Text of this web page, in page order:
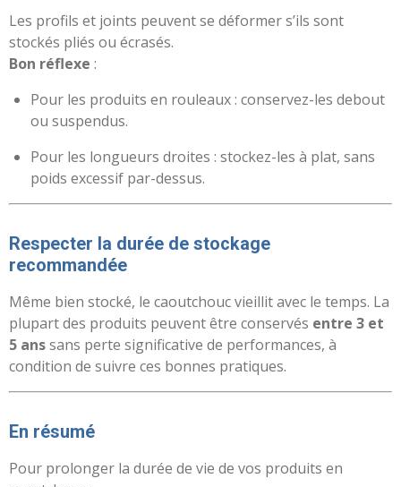
Les profils et joints peuvent se déformer s’ils sont
stockés pliés ou écrasés.
Bon réflexe :
Pour les produits en rouleaux : conservez-les debout
ou suspendus.
Pour les longueurs droites : stockez-les à plat, sans
poids excessif par-dessus.
Respecter la durée de stockage
recommandée
Même bien stocké, le caoutchouc vieillit avec le temps. La
plupart des produits peuvent être conservés entre 3 et
5 anssans perte significative de performances, à
condition de suivre ces bonnes pratiques.
En résumé
Pour prolonger la durée de vie de vos produits en